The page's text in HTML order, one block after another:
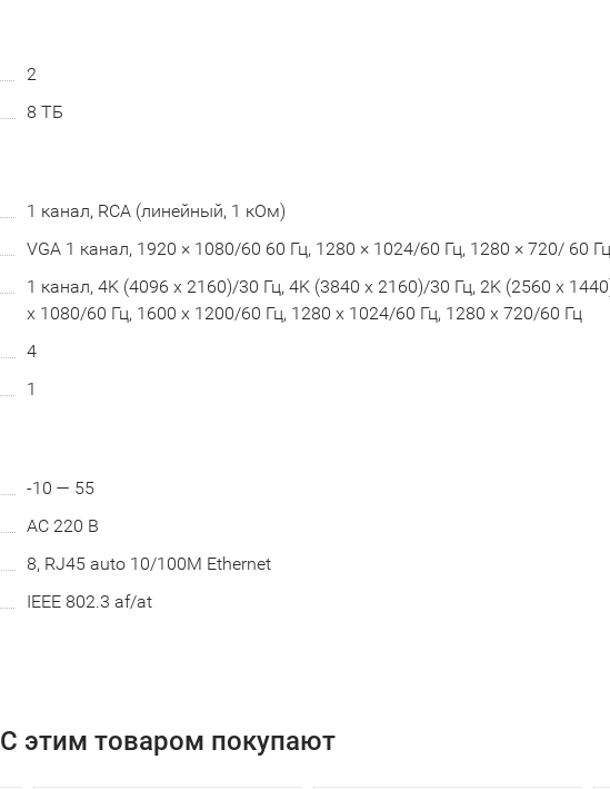
2
8 ТБ
1 канал, RCA (линейный, 1 кОм)
VGA 1 канал, 1920 × 1080/60 60 Гц, 1280 × 1024/60 Гц, 1280 × 720/ 60 Гц
1 канал, 4K (4096 x 2160)/30 Гц, 4K (3840 x 2160)/30 Гц, 2K (2560 x
x 1080/60 Гц, 1600 x 1200/60 Гц, 1280 x 1024/60 Гц, 1280 x 720/60 Гц
4
1
-10 — 55
AC 220 В
8, RJ45 auto 10/100M Ethernet
IEEE 802.3 af/at
С этим товаром покупают